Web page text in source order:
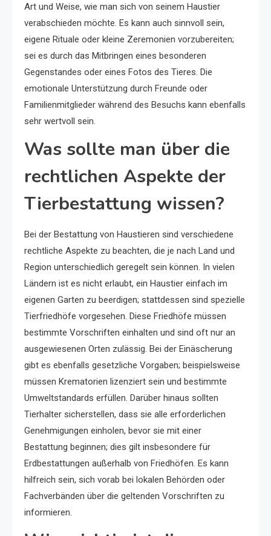
Art und Weise, wie man sich von seinem Haustier
verabschieden möchte. Es kann auch sinnvoll sein,
eigene Rituale oder kleine Zeremonien vorzubereiten;
sei es durch das Mitbringen eines besonderen
Gegenstandes oder eines Fotos des Tieres. Die
emotionale Unterstützung durch Freunde oder
Familienmitglieder während des Besuchs kann ebenfalls
sehr wertvoll sein.
Was sollte man über die
rechtlichen Aspekte der
Tierbestattung wissen?
Bei der Bestattung von Haustieren sind verschiedene
rechtliche Aspekte zu beachten, die je nach Land und
Region unterschiedlich geregelt sein können. In vielen
Ländern ist es nicht erlaubt, ein Haustier einfach im
eigenen Garten zu beerdigen; stattdessen sind spezielle
Tierfriedhöfe vorgesehen. Diese Friedhöfe müssen
bestimmte Vorschriften einhalten und sind oft nur an
ausgewiesenen Orten zulässig. Bei der Einäscherung
gibt es ebenfalls gesetzliche Vorgaben; beispielsweise
müssen Krematorien lizenziert sein und bestimmte
Umweltstandards erfüllen. Darüber hinaus sollten
Tierhalter sicherstellen, dass sie alle erforderlichen
Genehmigungen einholen, bevor sie mit einer
Bestattung beginnen; dies gilt insbesondere für
Erdbestattungen außerhalb von Friedhöfen. Es kann
hilfreich sein, sich vorab bei lokalen Behörden oder
Fachverbänden über die geltenden Vorschriften zu
informieren.